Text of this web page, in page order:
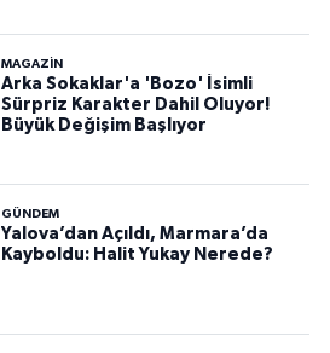
MAGAZİN
Arka Sokaklar'a 'Bozo' İsimli
Sürpriz Karakter Dahil Oluyor!
Büyük Değişim Başlıyor
GÜNDEM
Yalova’dan Açıldı, Marmara’da
Kayboldu: Halit Yukay Nerede?